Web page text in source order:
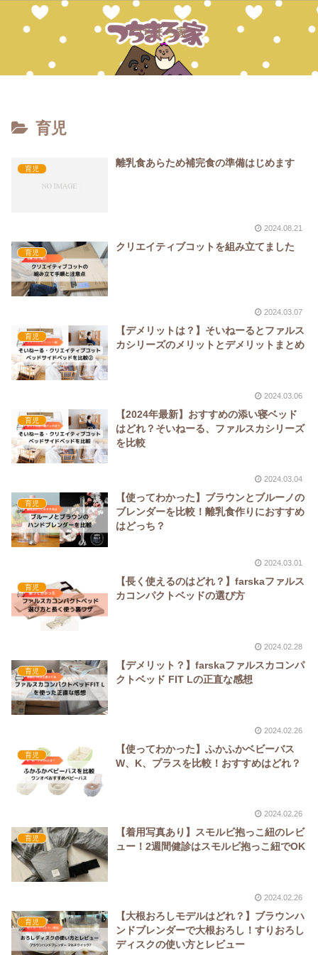
つちまろ家
育児
育児
離乳食あらため補完食の準備はじめます
2024.08.21
育児
クリエイティブコットを組み立てました
2024.03.07
育児
【デメリットは？】そいねーるとファルス
カシリーズのメリットとデメリットまとめ
2024.03.06
育児
【2024年最新】おすすめの添い寝ベッド
はどれ？そいねーる、ファルスカシリーズ
を比較
2024.03.04
育児
【使ってわかった】ブラウンとブルーノの
ブレンダーを比較！離乳食作りにおすすめ
はどっち？
2024.03.01
育児
【長く使えるのはどれ？】farskaファルス
カコンパクトベッドの選び方
2024.02.28
育児
【デメリット？】farskaファルスカコンパ
クトベッド FIT Lの正直な感想
2024.02.26
育児
【使ってわかった】ふかふかベビーバス
W、K、プラスを比較！おすすめはどれ？
2024.02.26
育児
【着用写真あり】スモルビ抱っこ紐のレビ
ュー！2週間健診はスモルビ抱っこ紐でOK
2024.02.26
育児
【大根おろしモデルはどれ？】ブラウンハ
ンドブレンダーで大根おろし！すりおろし
ディスクの使い方とレビュー